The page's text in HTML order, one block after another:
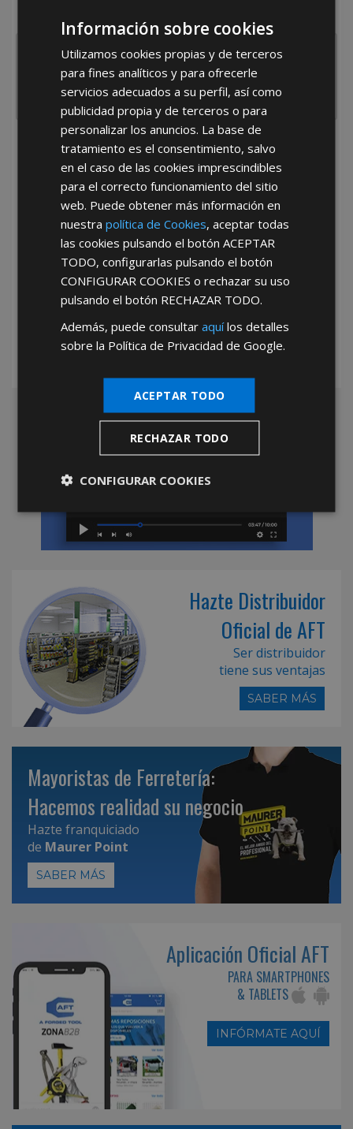
España
Portugal Otros
He leído y acepto laPolítica de Privacidad
*Abstenerse particulares, sólo venta a tiendas y empresas minoristas y
Hazte Distribuidor
Oficial de AFT
Ser distribuidor
tiene sus ventajas
SABER MÁS
Mayoristas de Ferretería:
Hacemos realidad su negocio
Hazte franquiciado
de Maurer Point
SABER MÁS
Aplicación Oficial AFT
PARA SMARTPHONES
& TABLETS
INFÓRMATE AQUÍ
Información sobre cookies
Utilizamos cookies propias y de terceros
para fines analíticos y para ofrecerle
servicios adecuados a su perfil, así como
publicidad propia y de terceros o para
personalizar los anuncios. La base de
tratamiento es el consentimiento, salvo
en el caso de las cookies imprescindibles
para el correcto funcionamiento del sitio
web. Puede obtener más información en
nuestrapolítica de Cookies, aceptar todas
las cookies pulsando el botónACEPTAR
TODO, configurarlas pulsando el botón
CONFIGURAR COOKIES o rechazar su uso
pulsando el botón RECHAZAR TODO.
Además, puede consultaraquílos detalles
sobre la Política de Privacidad de Google.
ACEPTAR TODO
RECHAZAR TODO
CONFIGURAR COOKIES